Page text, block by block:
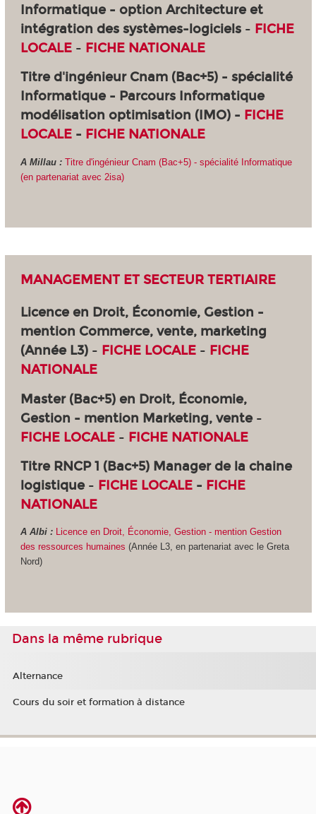
Informatique - option Architecture et
intégration des systèmes-logiciels- FICHE
LOCALE- FICHE NATIONALE
Titre d'ingénieur Cnam (Bac+5) - spécialité
Informatique - Parcours Informatique
modélisation optimisation (IMO) - FICHE
LOCALE- FICHE NATIONALE
A Millau : Titre d'ingénieur Cnam (Bac+5) - spécialité Informatique
(en partenariat avec 2isa)
MANAGEMENT ET SECTEUR TERTIAIRE
Licence en Droit, Économie, Gestion -
mention Commerce, vente, marketing
(Année L3)- FICHE LOCALE- FICHE
NATIONALE
Master (Bac+5) en Droit, Économie,
Gestion - mention Marketing, vente-
FICHE LOCALE- FICHE NATIONALE
Titre RNCP 1 (Bac+5) Manager de la chaine
logistique- FICHE LOCALE- FICHE
NATIONALE
A Albi : Licence en Droit, Économie, Gestion - mention Gestion
des ressources humaines (Année L3, en partenariat avec le Greta
Nord)
Dans la même rubrique
Alternance
Cours du soir et formation à distance